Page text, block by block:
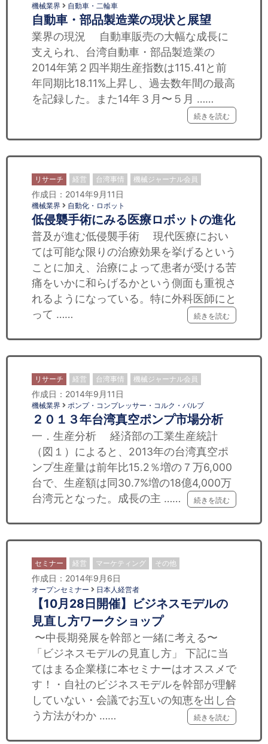
機械業界 自動車・二輪車
自動車・部品製造業の現状と展望
業界の現況 自動車販売の大幅な成長に
支えられ、台湾自動車・部品製造業の
2014年第２四半期生産指数は115.41と前
年同期比18.11%上昇し、過去数年間の最高
を記録した。また14年３月〜５月 ……
続きを読む
リサーチ 経営 台湾事情 機械ジャーナル会員
作成日：2014年9月11日
機械業界 自動化・ロボット
低侵襲手術にみる医療ロボットの進化
普及が進む低侵襲手術 現代医療におい
ては可能な限りの治療効果を挙げるという
ことに加え、治療によって患者が受ける苦
痛をいかに和らげるかという側面も重視さ
れるようになっている。特に外科医師にと
って ……
続きを読む
リサーチ 経営 台湾事情 機械ジャーナル会員
作成日：2014年9月11日
機械業界 ポンプ・コンプレッサー・コルク・バルブ
２０１３年台湾真空ポンプ市場分析
一．生産分析 経済部の工業生産統計
（図１）によると、2013年の台湾真空ポ
ンプ生産量は前年比15.2％増の７万6,000
台で、生産額は同30.7%増の18億4,000万
台湾元となった。成長の主 ……
続きを読む
セミナー 経営 マーケティング その他
作成日：2014年9月6日
オープンセミナー 日本人経営者
【10月28日開催】ビジネスモデルの
見直し方ワークショップ
〜中長期発展を幹部と一緒に考える〜
「ビジネスモデルの見直し方」 下記に当
てはまる企業様に本セミナーはオススメで
す！・自社のビジネスモデルを幹部が理解
していない・会議でお互いの知恵を出し合
う方法がわか ……
続きを読む